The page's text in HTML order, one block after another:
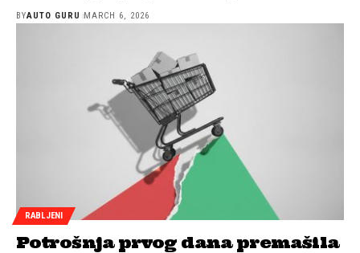
BYAUTO GURU MARCH 6, 2026
RABLJENI
Potrošnja prvog dana premašila